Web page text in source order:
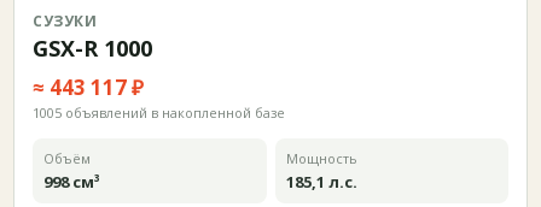
СУЗУКИ
GSX-R 1000
≈ 443 117 ₽
1005 объявлений в накопленной базе
Объём
998 см³
Мощность
185,1 л.с.